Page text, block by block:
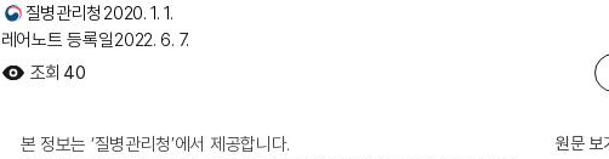
질병관리청 2020. 1. 1.
레어노트 등록일2022. 6. 7.
조회 40
본 정보는 ‘질병관리청’에서 제공합니다.
원문 보